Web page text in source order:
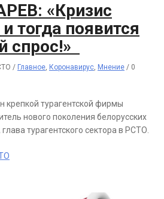
«Кризис
тогда появится
спрос!»
/ Главное, Коронавирус, Мнение / 0
крепкой турагентской фирмы
нового поколения белорусских
турагентского сектора в РСТО.